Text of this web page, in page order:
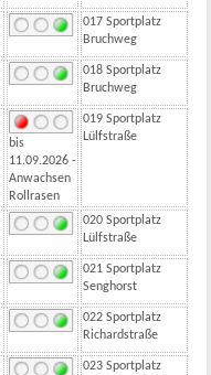
017 Sportplatz
Bruchweg
018 Sportplatz
Bruchweg
bis
11.09.2026 -
Anwachsen
Rollrasen
019 Sportplatz
Lülfstraße
020 Sportplatz
Lülfstraße
021 Sportplatz
Senghorst
022 Sportplatz
Richardstraße
023 Sportplatz